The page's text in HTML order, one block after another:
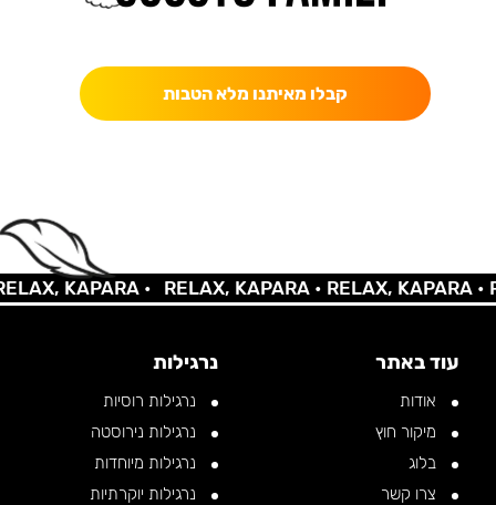
קבלו מאיתנו מלא הטבות
KAPARA • RELAX, KAPARA •RELAX, KAPARA •
עוד באתר
אודות
מיקור חוץ
בלוג
צרו קשר
נרגילות
נרגילות רוסיות
נרגילות נירוסטה
נרגילות מיוחדות
נרגילות יוקרתיות